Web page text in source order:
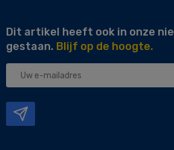
Dit artikel heeft ook in onze
gestaan. Blijf op de hoogte.
Uw